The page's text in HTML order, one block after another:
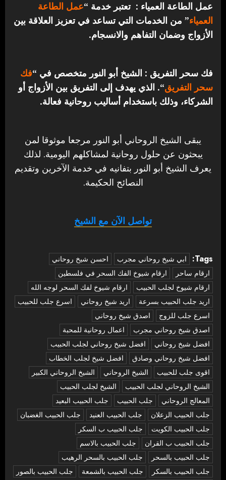
عمل الطاعة العمياء : تعتبر خدمة “عمل الطاعة
العمياء” من الخدمات التي تساعد في تعزيز العلاقة بين
الأزواج وضمان التفاهم والانسجام.
فك سحر التفريق : الشيخ أبو النور متخصص في “فك
سحر التفريق“. الذي يهدف إلى التفريق بين الأزواج أو
الشركاء، وذلك باستخدام أساليب روحانية فعالة.
يبقى الشيخ الروحاني أبو النور مرجعا موثوقا لمن
يبحثون عن حلول روحانية لمشاكلهم اليومية. لذلك
يعرف الشيخ أبو النور بتفانيه في خدمة الآخرين وتقديم
النصائح الحكيمة.
تواصل الآن مع الشيخ
Tags: ‏ابي شيخ روحاني مجرب
احسن شيخ روحاني
ارقام ساحر
ارقام شيوخ الفك السحر في فلسطين
ارقام شيوخ لجلب الحبيب
ارقام شيوخ لفك السحر لوجه الله
اريد جلب الحبيب بسرعة
اريد شيخ روحاني
اسرع جلب للحبيب
اسرع جلب للزوج
اصدق شيخ روحاني
اصدق شيخ روحاني مجرب
اعمال روحانية للمحبة
افضل شيخ روحاني
افضل شيخ روحاني لجلب الحبيب
افضل شيخ روحاني وصادق
افضل شيخ لجلب الخطاب
اقوى جلب للحبيب
الشيخ الروحاني
الشيخ الروحاني الكبير
الشيخ الروحاني لجلب الحبيب
الشيخ لجلب الحبيب
المعالج الروحاني
جلب الحبيب
جلب الحبيب البعيد
جلب الحبيب الزعلان
جلب الحبيب العنيد
جلب الحبيب الغضبان
جلب الحبيب الكويت
جلب الحبيب ب السكر
جلب الحبيب ب القران
جلب الحبيب بالاسم
جلب الحبيب بالسحر
جلب الحبيب بالسحر الرهيب
جلب الحبيب بالسكر
جلب الحبيب بالشمعة
جلب الحبيب بالصور